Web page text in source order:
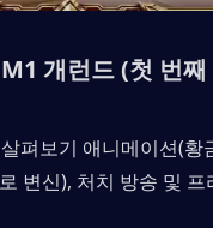
개런드 (첫 번
펴보기 애니메이션(황
변신), 처치 방송 및